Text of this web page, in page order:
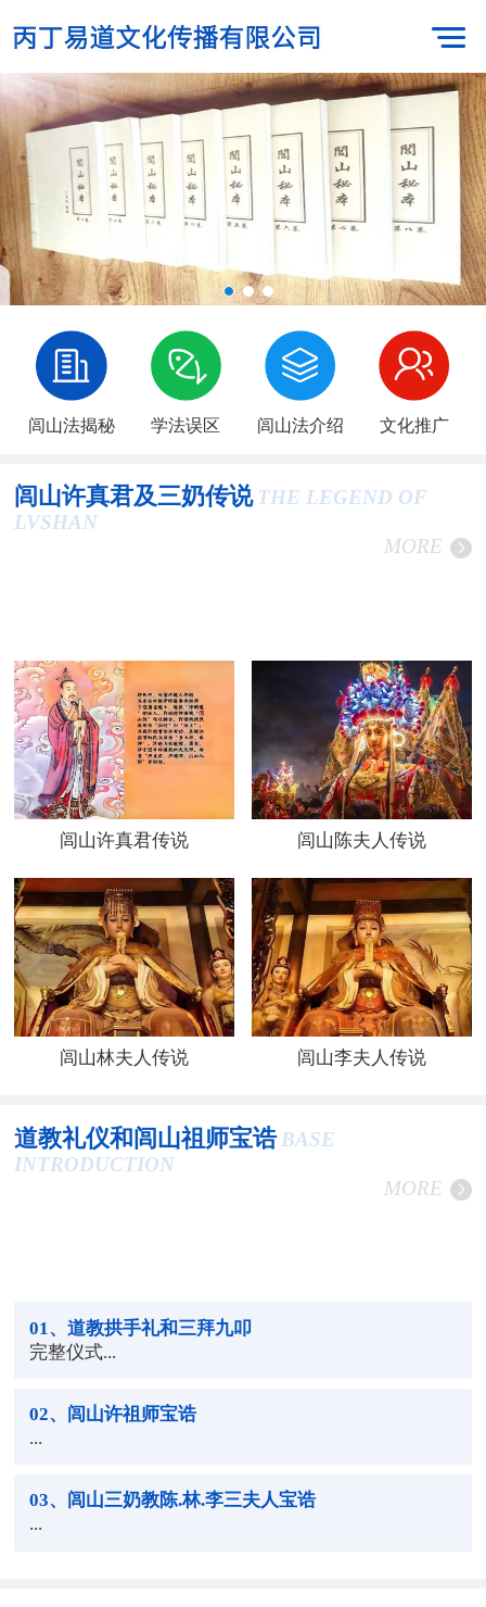
闾山法揭秘 学法误区 闾山法介绍 文化推广
闾山许真君及三奶传说 THE LEGEND OF
LVSHAN
MORE
闾山许真君传说 闾山陈夫人传说
闾山林夫人传说 闾山李夫人传说
道教礼仪和闾山祖师宝诰 BASE
INTRODUCTION
MORE
01 、道教拱手礼和三拜九叩
完整仪式...
02、闾山许祖师宝诰
...
03、闾山三奶教陈.林.李三夫人宝诰
...